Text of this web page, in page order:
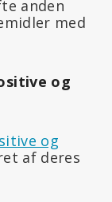
anden
med
og
og
af deres